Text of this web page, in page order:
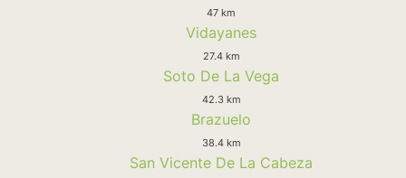
47 km
Vidayanes
27.4 km
Soto De La Vega
42.3 km
Brazuelo
38.4 km
San Vicente De La Cabeza